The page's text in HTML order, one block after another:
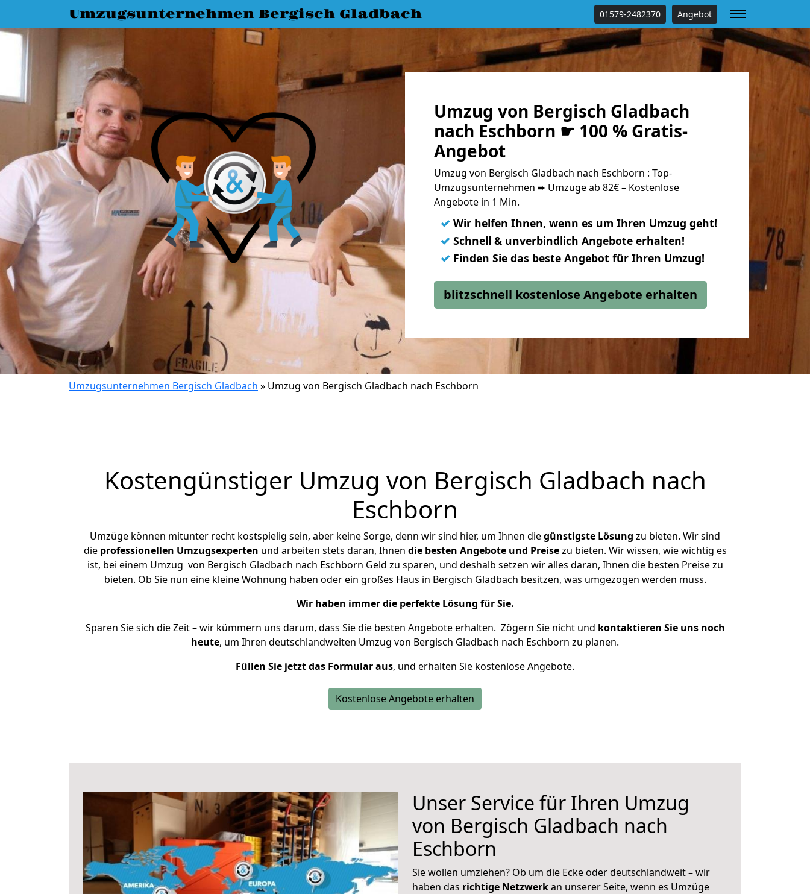
Umzugsunternehmen Bergisch Gladbach 01579-2482370 Angebot
Umzug von Bergisch Gladbach
nach Eschborn ☛ 100 % Gratis-
Angebot
Umzug von Bergisch Gladbach nach Eschborn : Top-
Umzugsunternehmen ➨ Umzüge ab 82€ – Kostenlose
Angebote in 1 Min.
✓ Wir helfen Ihnen, wenn es um Ihren Umzug geht!
✓ Schnell & unverbindlich Angebote erhalten!
✓ Finden Sie das beste Angebot für Ihren Umzug!
blitzschnell kostenlose Angebote erhalten
Umzugsunternehmen Bergisch Gladbach » Umzug von Bergisch Gladbach nach Eschborn
Kostengünstiger Umzug von Bergisch Gladbach nach
Eschborn
Umzüge können mitunter recht kostspielig sein, aber keine Sorge, denn wir sind hier, um Ihnen diegünstigste Lösung zu bieten. Wir sind
die professionellen Umzugsexperten und arbeiten stets daran, Ihnen die besten Angebote und Preisezu bieten. Wir wissen, wie wichtig es
ist, bei einem Umzug von Bergisch Gladbach nach Eschborn Geld zu sparen, und deshalb setzen wir alles daran, Ihnen die besten Preise zu
bieten. Ob Sie nun eine kleine Wohnung haben oder ein großes Haus in Bergisch Gladbach besitzen, was umgezogen werden muss.
Wir haben immer die perfekte Lösung für Sie.
Sparen Sie sich die Zeit – wir kümmern uns darum, dass Sie die besten Angebote erhalten. Zögern Sie nicht und kontaktieren Sie uns noch
heute, um Ihren deutschlandweiten Umzug von Bergisch Gladbach nach Eschborn zu planen.
Füllen Sie jetzt das Formular aus, und erhalten Sie kostenlose Angebote.
Kostenlose Angebote erhalten
Unser Service für Ihren Umzug
von Bergisch Gladbach nach
Eschborn
Sie wollen umziehen? Ob um die Ecke oder deutschlandweit – wir
haben das richtige Netzwerkan unserer Seite, wenn es Umzüge